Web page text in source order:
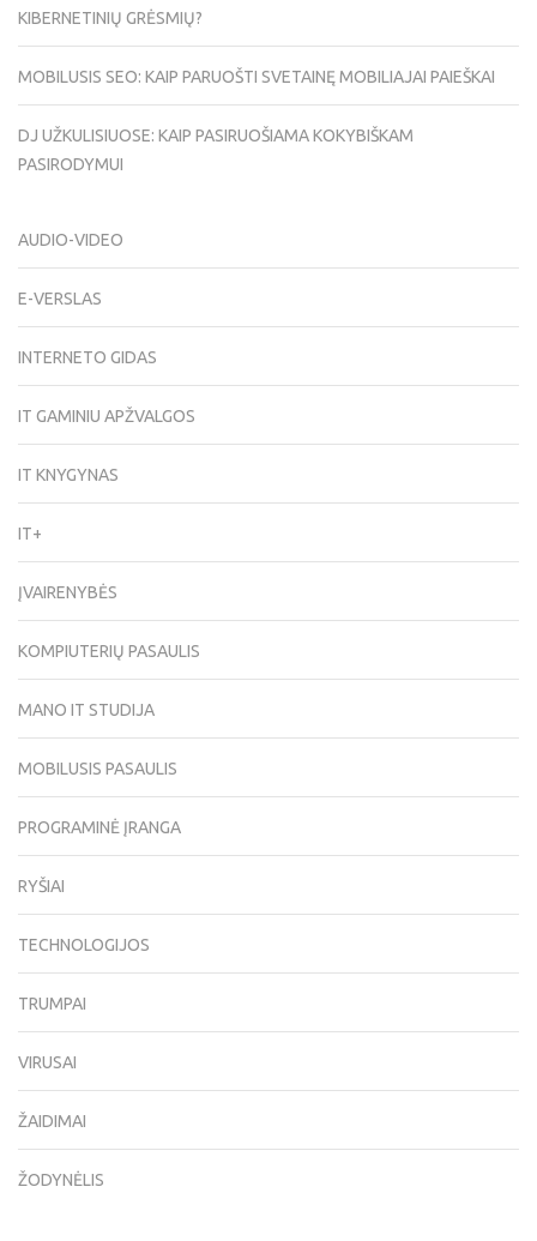
KIBERNETINIŲ GRĖSMIŲ?
MOBILUSIS SEO: KAIP PARUOŠTI SVETAINĘ MOBILIAJAI PAIEŠKAI
DJ UŽKULISIUOSE: KAIP PASIRUOŠIAMA KOKYBIŠKAM
PASIRODYMUI
AUDIO-VIDEO
E-VERSLAS
INTERNETO GIDAS
IT GAMINIU APŽVALGOS
IT KNYGYNAS
IT+
ĮVAIRENYBĖS
KOMPIUTERIŲ PASAULIS
MANO IT STUDIJA
MOBILUSIS PASAULIS
PROGRAMINĖ ĮRANGA
RYŠIAI
TECHNOLOGIJOS
TRUMPAI
VIRUSAI
ŽAIDIMAI
ŽODYNĖLIS